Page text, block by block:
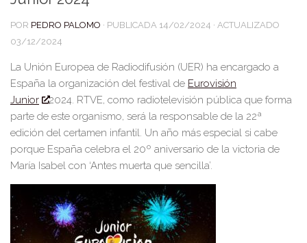
POR PEDRO PALOMO · PUBLICADA 14/02/2024 · ACTUALIZADO
03/12/2024
La Unión Europea de Radiodifusión (UER) ha encargado a
España la organización del festival de Eurovisión
Junior
2024. RTVE, como radiotelevisión pública que forma
parte de este organismo, será la responsable de la 22ª
edición del certamen infantil. Un año más especial si cabe
porque España celebra el 20º aniversario de la victoria de
María Isabel con ‘Antes muerta que sencilla’.